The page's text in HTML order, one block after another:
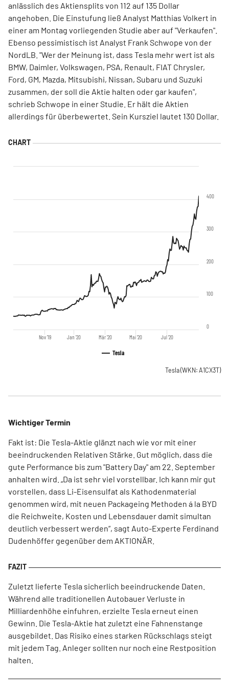
anlässlich des Aktiensplits von 112 auf 135 Dollar
angehoben. Die Einstufung ließ Analyst Matthias Volkert in
einer am Montag vorliegenden Studie aber auf "Verkaufen".
Ebenso pessimistisch ist Analyst Frank Schwope von der
NordLB. "Wer der Meinung ist, dass Tesla mehr wert ist als
BMW, Daimler, Volkswagen, PSA, Renault, FIAT Chrysler,
Ford, GM, Mazda, Mitsubishi, Nissan, Subaru und Suzuki
zusammen, der soll die Aktie halten oder gar kaufen",
schrieb Schwope in einer Studie. Er hält die Aktien
allerdings für überbewertet. Sein Kursziel lautet 130 Dollar.
Tesla
Nov '19 Jan '20 Mär '20 Mai '20 Jul '20
0
100
200
300
400
Tesla(WKN: A1CX3T)
Wichtiger Termin
Fakt ist: Die Tesla-Aktie glänzt nach wie vor mit einer
beeindruckenden Relativen Stärke. Gut möglich, dass die
gute Performance bis zum "Battery Day" am 22. September
anhalten wird. „Da ist sehr viel vorstellbar. Ich kann mir gut
vorstellen, dass Li-Eisensulfat als Kathodenmaterial
genommen wird, mit neuen Packageing Methoden á la BYD
die Reichweite, Kosten und Lebensdauer damit simultan
deutlich verbessert werden“, sagt Auto-Experte Ferdinand
Dudenhöffer gegenüber dem AKTIONÄR.
Zuletzt lieferte Tesla sicherlich beeindruckende Daten.
Während alle traditionellen Autobauer Verluste in
Milliardenhöhe einfuhren, erzielte Tesla erneut einen
Gewinn. Die Tesla-Aktie hat zuletzt eine Fahnenstange
ausgebildet. Das Risiko eines starken Rückschlags steigt
mit jedem Tag. Anleger sollten nur noch eine Restposition
halten.